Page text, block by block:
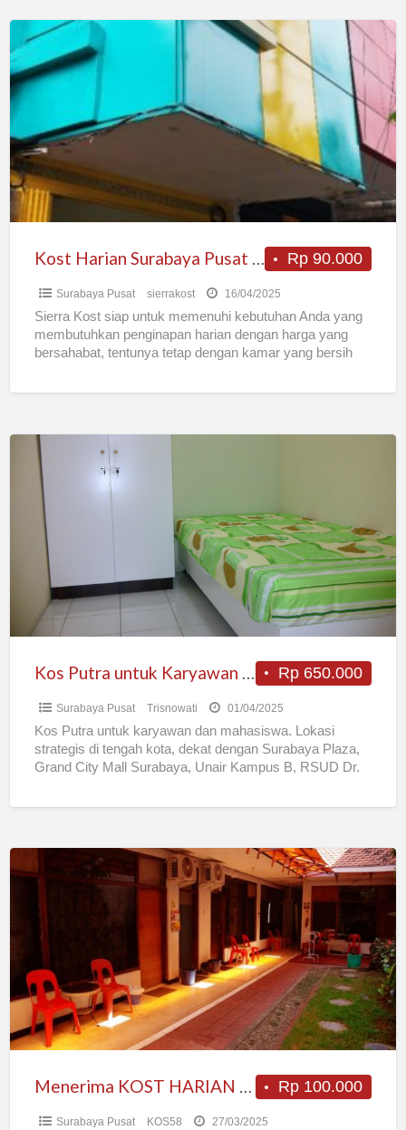
Kost
Harian
Surabaya
Pusat
“Sierra
Kost”
Rp 90.000
Kost Harian Surabaya Pusat “Sierra Kost”
Surabaya Pusat sierrakost 16/04/2025
Sierra Kost siap untuk memenuhi kebutuhan Anda yang
membutuhkan penginapan harian dengan harga yang
bersahabat, tentunya tetap dengan kamar yang bersih
Kos
Putra
untuk
Karyawan
Mahasiswa
Strategis,
Tenang
dan
Nyaman
Rp 650.000
Kos Putra untuk Karyawan dan Mahasiswa Strategis, Tenang dan Nyaman
Surabaya Pusat Trisnowati 01/04/2025
Kos Putra untuk karyawan dan mahasiswa. Lokasi
strategis di tengah kota, dekat dengan Surabaya Plaza,
Grand City Mall Surabaya, Unair Kampus B, RSUD Dr.
KOST
putri/keluarga/suami
istri
Rp 100.000
Menerima KOST HARIAN putri/keluarga/suami istri
Surabaya Pusat KOS58 27/03/2025